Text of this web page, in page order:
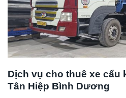
Dịch vụ cho thuê xe cẩu
Tân Hiệp Bình Dương